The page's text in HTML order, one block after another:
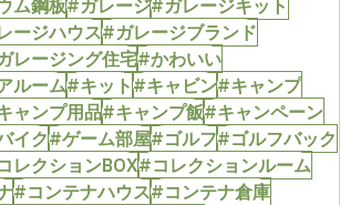
ム鋼板#ガレージ#ガレージキット
ージハウス#ガレージブランド
レージング住宅#かわいい
ルーム#キット#キャビン#キャンプ
ャンプ用品#キャンプ飯#キャンペーン
イク#ゲーム部屋#ゴルフ#ゴルフバック
レクションBOX#コレクションルーム
#コンテナハウス#コンテナ倉庫